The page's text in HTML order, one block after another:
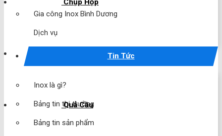
Gia công Inox Bình Dương
Dịch vụ
Tin Tức
Inox là gì?
Bảng tin thị trường
Bảng tin sản phẩm
Chụp Hộp
Quả Cầu